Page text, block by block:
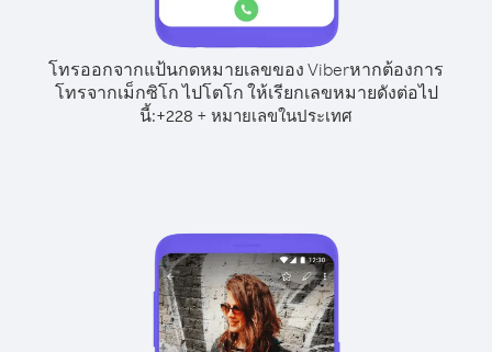
โทรออกจากแป้นกดหมายเลขของ Viberหากต้องการ
โทรจากเม็กซิโก ไปโตโก ให้เรียกเลขหมายดังต่อไป
นี้:+228 + หมายเลขในประเทศ